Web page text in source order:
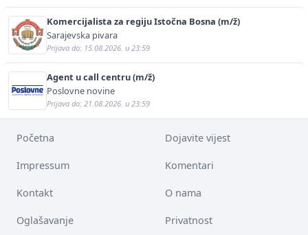
Komercijalista za regiju Istočna Bosna (m/ž)
Sarajevska pivara
Prijava do: 15.08.2026. u 23:59
Agent u call centru (m/ž)
Poslovne novine
Prijava do: 21.08.2026. u 23:59
Početna Dojavite vijest
Impressum Komentari
Kontakt O nama
Oglašavanje Privatnost